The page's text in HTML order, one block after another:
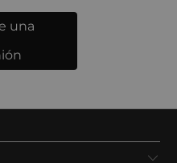
una